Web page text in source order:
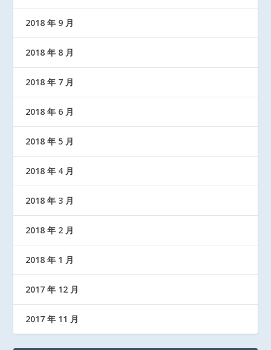
2018 年 9 月
2018 年 8 月
2018 年 7 月
2018 年 6 月
2018 年 5 月
2018 年 4 月
2018 年 3 月
2018 年 2 月
2018 年 1 月
2017 年 12 月
2017 年 11 月